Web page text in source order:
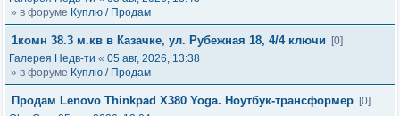
» в форуме Куплю / Продам
1комн 38.3 м.кв в Казачке, ул. Рубежная 18, 4/4 ключи
[0]
Галерея Недв-ти « 05 авг, 2026, 13:38
» в форуме Куплю / Продам
Продам Lenovo Thinkpad X380 Yoga. Ноутбук-трансформер [0]